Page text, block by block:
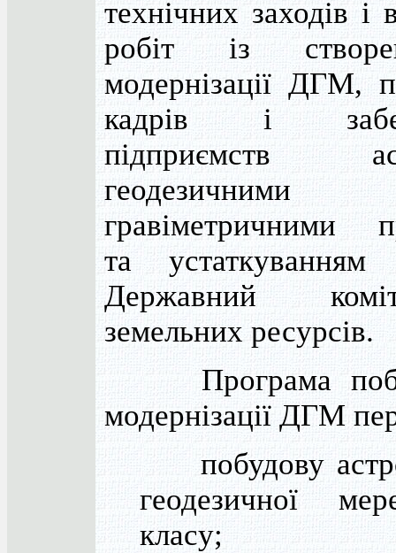
технічних заходів і
робіт із
модернізації ДГМ,
кадрів і
підприємств
гравіметричними
та устаткуванням
Державний
земельних ресурсів.
Програма
модернізації ДГМ
побудову
геодезичної
класу;